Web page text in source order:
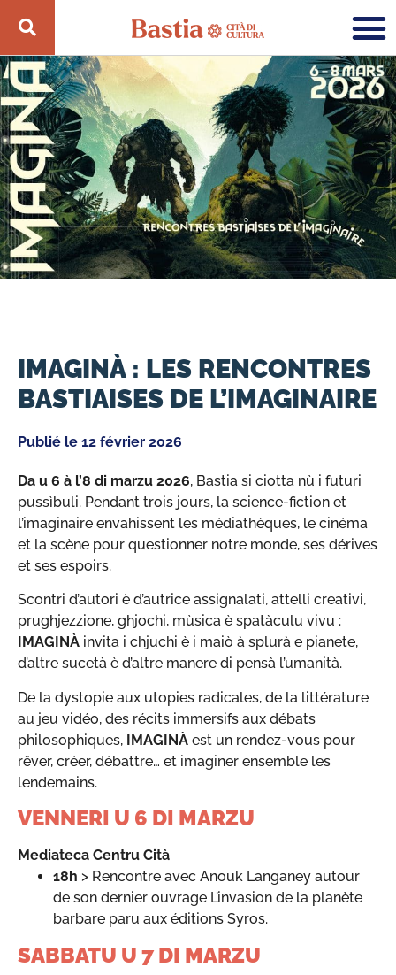
IMAGINÀ : LES RENCONTRES
BASTIAISES DE L’IMAGINAIRE
Publié le 12 février 2026
Da u 6 à l’8 di marzu 2026, Bastia si ciotta nù i futuri
pussìbuli. Pendant trois jours, la science-fiction et
l’imaginaire envahissent les médiathèques, le cinéma
et la scène pour questionner notre monde, ses dérives
et ses espoirs.
Scontri d’autori è d’autrice assignalati, attelli creativi,
prughjezzione, ghjochi, mùsica è spatàculu vivu :
IMAGINÀ invita i chjuchi è i maiò à splurà e pianete,
d’altre sucetà è d’altre manere di pensà l’umanità.
De la dystopie aux utopies radicales, de la littérature
au jeu vidéo, des récits immersifs aux débats
philosophiques, IMAGINÀ est un rendez-vous pour
rêver, créer, débattre… et imaginer ensemble les
lendemains.
VENNERI U 6 DI MARZU
Mediateca Centru Cità
18h > Rencontre avec Anouk Langaney autour
de son dernier ouvrage L’invasion de la planète
barbare paru aux éditions Syros.
SABBATU U 7 DI MARZU